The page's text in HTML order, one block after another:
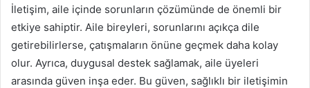
İletişim, aile içinde sorunların çözümünde de önemli bir
etkiye sahiptir. Aile bireyleri, sorunlarını açıkça dile
getirebilirlerse, çatışmaların önüne geçmek daha kolay
olur. Ayrıca, duygusal destek sağlamak, aile üyeleri
arasında güven inşa eder. Bu güven, sağlıklı bir iletişimin